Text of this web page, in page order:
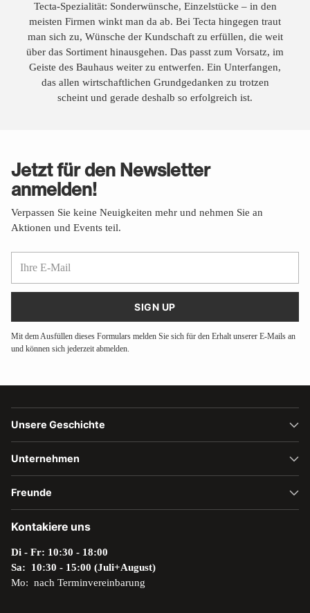
Tecta-Spezialität: Sonderwünsche, Einzelstücke – in den
meisten Firmen winkt man da ab. Bei Tecta hingegen traut
man sich zu, Wünsche der Kundschaft zu erfüllen, die weit
über das Sortiment hinausgehen. Das passt zum Vorsatz, im
Geiste des Bauhaus weiter zu entwerfen. Ein Unterfangen,
das allen wirtschaftlichen Grundgedanken zu trotzen
scheint und gerade deshalb so erfolgreich ist.
Jetzt für den Newsletter
anmelden!
Verpassen Sie keine Neuigkeiten mehr und nehmen Sie an
Aktionen und Events teil.
SIGN UP
Mit dem Ausfüllen dieses Formulars melden Sie sich für den Erhalt unserer E-Mails an
und können sich jederzeit abmelden.
Unsere Geschichte
Unternehmen
Freunde
Kontakiere uns
Di - Fr: 10:30 - 18:00
Sa: 10:30 - 15:00 (Juli+August)
Mo: nach Terminvereinbarung